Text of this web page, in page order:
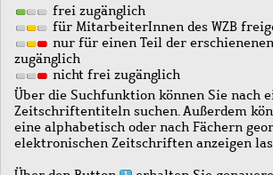
frei zugänglich
für MitarbeiterInnen des WZB
nur für einen Teil der
zugänglich
nicht frei zugänglich
Über die Suchfunktion können Sie nach
Zeitschriftentiteln suchen. Außerdem
eine alphabetisch oder nach Fächern
elektronischen Zeitschriften anzeigen